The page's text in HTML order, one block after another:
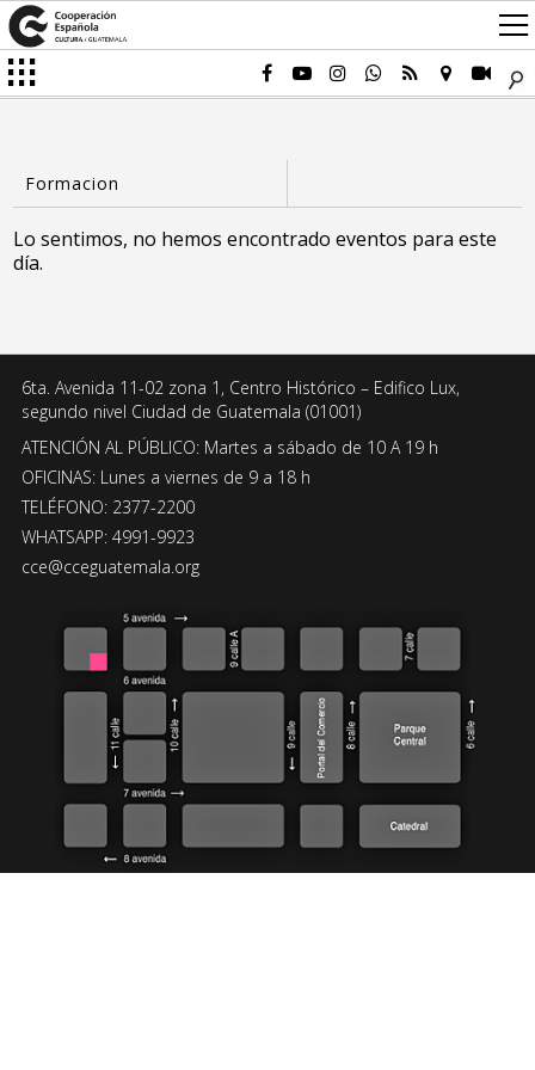
Lo sentimos, no hemos encontrado eventos para este
día.
6ta. Avenida 11-02 zona 1, Centro Histórico – Edifico Lux,
segundo nivel Ciudad de Guatemala (01001)
ATENCIÓN AL PÚBLICO: Martes a sábado de 10 A 19 h
OFICINAS: Lunes a viernes de 9 a 18 h
TELÉFONO: 2377-2200
WHATSAPP: 4991-9923
cce@cceguatemala.org